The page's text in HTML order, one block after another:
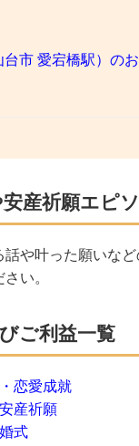
市 愛宕橋駅）のお
産祈願エピ
や叶った願いな
い。
ご利益一覧
恋愛成就
産祈願
式